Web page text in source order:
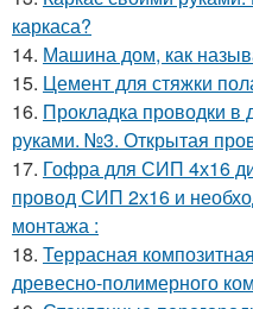
каркаса?
14. Машина дом, как
15. Цемент для стяжки
16. Прокладка проводки
руками. №3. Открытая
17. Гофра для СИП 4х16
провод СИП 2х16 и
монтажа :
18. Террасная
древесно-полимерного